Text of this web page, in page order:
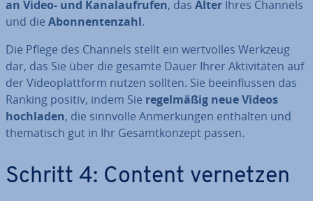
an Video- und Ka­nal­auf­ru­fen, das Alter Ihres Channels
und die Abon­nen­ten­zahl.
Die Pflege des Channels stellt ein wert­vol­les Werkzeug
dar, das Sie über die gesamte Dauer Ihrer Ak­ti­vi­tä­ten auf
der Vi­deo­platt­form nutzen sollten. Sie be­ein­flus­sen das
Ranking positiv, indem Sie re­gel­mä­ßig neue Videos
hochladen, die sinnvolle An­mer­kun­gen enthalten und
the­ma­tisch gut in Ihr Ge­samt­kon­zept passen.
Schritt 4: Content vernetzen